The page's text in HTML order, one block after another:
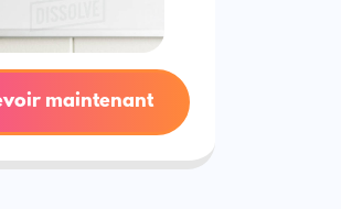
maintenant